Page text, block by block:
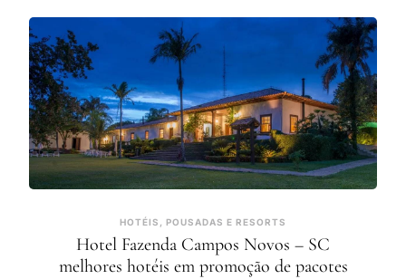
HOTÉIS, POUSADAS E RESORTS
Hotel Fazenda Campos Novos – SC
melhores hotéis em promoção de pacotes